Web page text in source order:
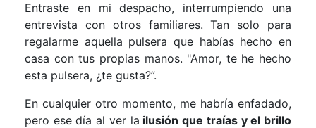
Entraste en mi despacho, interrumpiendo una
entrevista con otros familiares. Tan solo para
regalarme aquella pulsera que habías hecho en
casa con tus propias manos. "Amor, te he hecho
esta pulsera, ¿te gusta?”.
En cualquier otro momento, me habría enfadado,
pero ese día al ver la ilusión que traías y el brillo